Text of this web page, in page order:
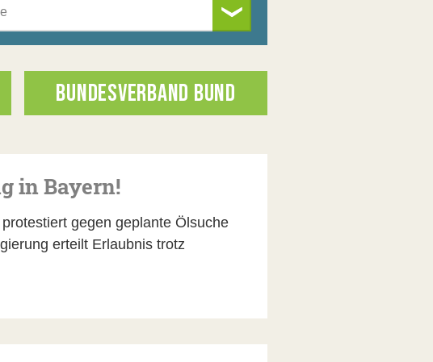
BUNDESVERBAND BUND
in Bayern!
gegen geplante Ölsuche
erteilt Erlaubnis trotz